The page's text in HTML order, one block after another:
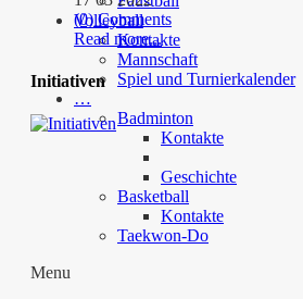
Volleyball
Kontakte
Mannschaft
Spiel und Turnierkalender
…
Badminton
Kontakte
Geschichte
Basketball
Kontakte
Taekwon-Do
Menu
(0) Comments
Read more...
Initiativen